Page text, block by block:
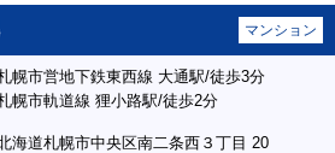
マンション
幌市営地下鉄東西線 大通駅/徒歩3分
幌市軌道線 狸小路駅/徒歩2分
海道札幌市中央区南二条西３丁目 20